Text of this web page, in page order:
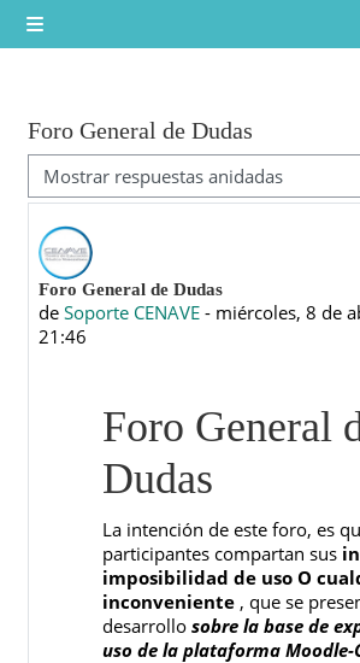
Saltar al contenido principal
Panel lateral
Foro General de Dudas
Mostrar modo
Foro General de Dudas
de Soporte CENAVE - miércoles, 8 de
21:46
Número de respuestas: 0
Foro General
Dudas
La intención de este foro, es
participantes compartan sus
imposibilidad de uso O
inconveniente , que se
desarrollo sobre la base de
uso de la plataforma Moodle-